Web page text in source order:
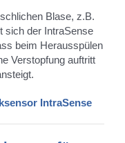
Blase, z.B.
sich der IntraSense
beim Herausspülen
Verstopfung auftritt
IntraSense